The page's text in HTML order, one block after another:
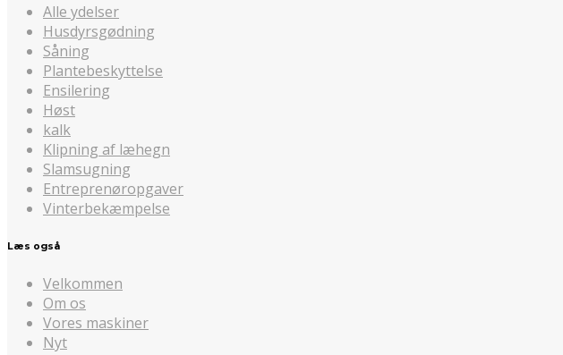
Alle ydelser
Husdyrsgødning
Såning
Plantebeskyttelse
Ensilering
Høst
kalk
Klipning af læhegn
Slamsugning
Entreprenøropgaver
Vinterbekæmpelse
Læs også
Velkommen
Om os
Vores maskiner
Nyt